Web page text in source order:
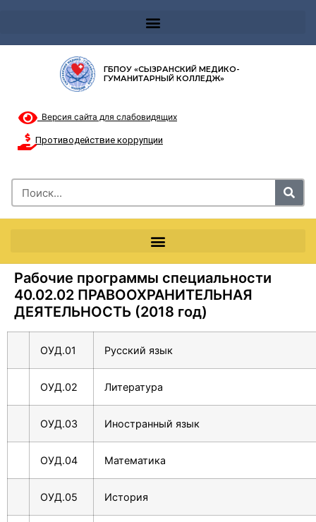
ГБПОУ «СЫЗРАНСКИЙ МЕДИКО-
ГУМАНИТАРНЫЙ КОЛЛЕДЖ»
Версия сайта для слабовидящих
Противодействие коррупции
Рабочие программы специальности
40.02.02 ПРАВООХРАНИТЕЛЬНАЯ
ДЕЯТЕЛЬНОСТЬ (2018 год)
ОУД.01 Русский язык
ОУД.02 Литература
ОУД.03 Иностранный язык
ОУД.04 Математика
ОУД.05 История